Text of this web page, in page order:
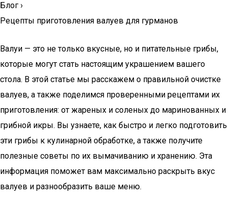
Блог ›
Рецепты приготовления валуев для гурманов
Валуи — это не только вкусные, но и питательные грибы,
которые могут стать настоящим украшением вашего
стола. В этой статье мы расскажем о правильной очистке
валуев, а также поделимся проверенными рецептами их
приготовления: от жареных и соленых до маринованных и
грибной икры. Вы узнаете, как быстро и легко подготовить
эти грибы к кулинарной обработке, а также получите
полезные советы по их вымачиванию и хранению. Эта
информация поможет вам максимально раскрыть вкус
валуев и разнообразить ваше меню.